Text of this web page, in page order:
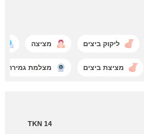
ליקוק ביצים מציצה
מציצת ביצים מצלמת גמירה
14 TKN